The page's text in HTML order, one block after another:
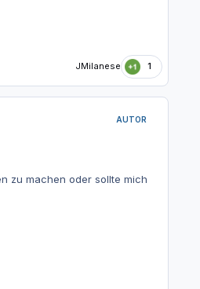
JMilanese 1
AUTOR
zu machen oder sollte mich